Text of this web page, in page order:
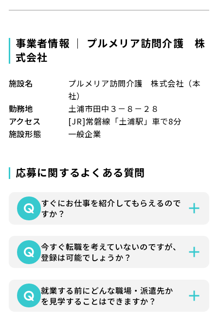
事業者情報 ｜ プルメリア訪問介護 株
式会社
施設名
プルメリア訪問介護 株式会社（本
社）
勤務地
土浦市田中３－８－２８
アクセス
[JR]常磐線「土浦駅」車で8分
施設形態
一般企業
応募に関するよくある質問
すぐにお仕事を紹介してもらえるので
すか？
コーディネーターよりお仕事の詳細をお電
話やメールでお知らせいたします。
今すぐ転職を考えていないのですが、
登録は可能でしょうか？
ださい。
就業する前にどんな職場・派遣先か
を見学することはできますか？